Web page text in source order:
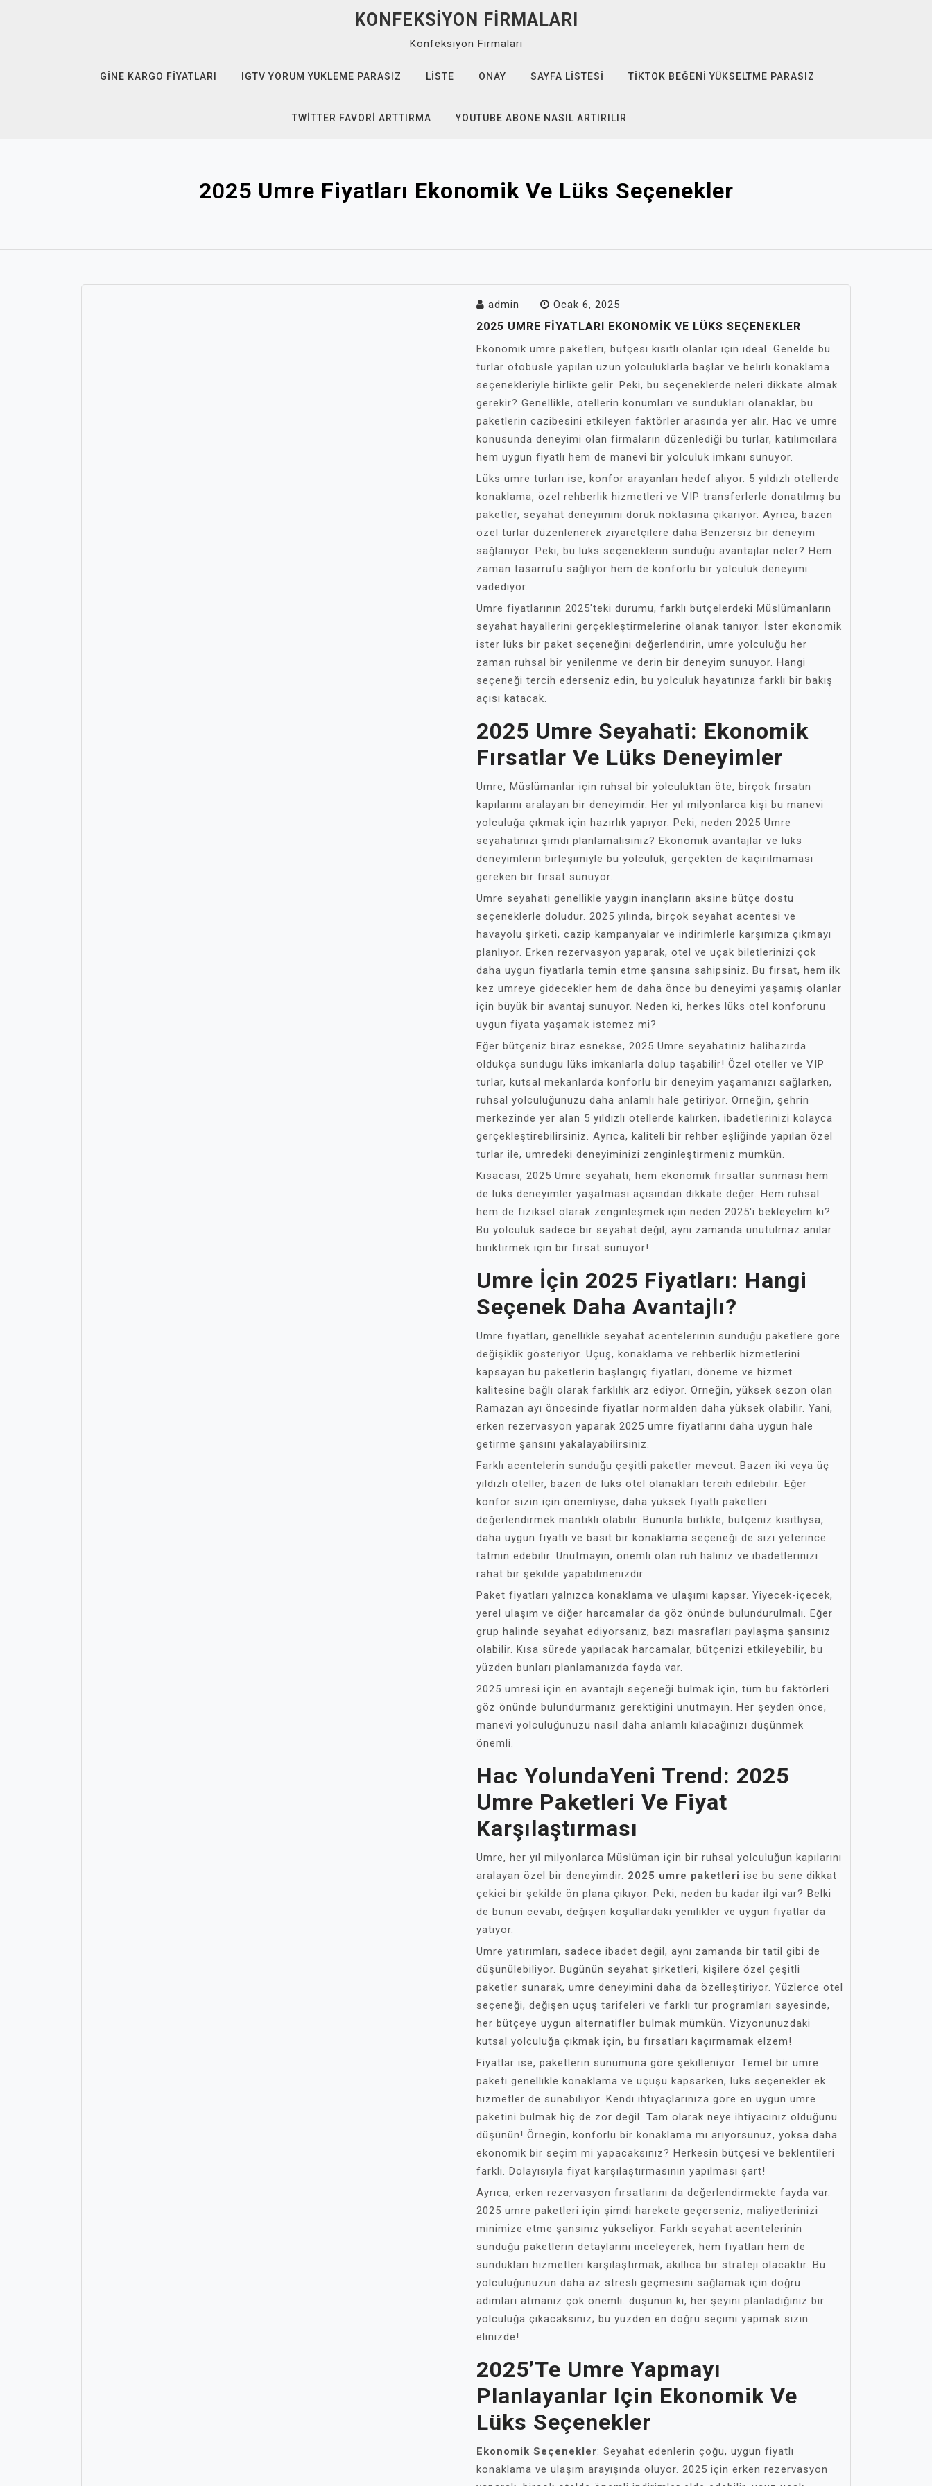
KONFEKSIYON FIRMALARI
Konfeksiyon Firmaları
GINE KARGO FIYATLARI IGTV YORUM YÜKLEME PARASIZ LISTE ONAY SAYFA LISTESI TIKTOK BEĞENI YÜKSELTME PARASIZ
TWITTER FAVORI ARTTIRMA YOUTUBE ABONE NASIL ARTIRILIR
2025 Umre Fiyatları Ekonomik Ve Lüks Seçenekler
admin Ocak 6, 2025
2025 UMRE FIYATLARI EKONOMIK VE LÜKS SEÇENEKLER
Ekonomik umre paketleri, bütçesi kısıtlı olanlar için ideal. Genelde bu
turlar otobüsle yapılan uzun yolculuklarla başlar ve belirli konaklama
seçenekleriyle birlikte gelir. Peki, bu seçeneklerde neleri dikkate almak
gerekir? Genellikle, otellerin konumları ve sundukları olanaklar, bu
paketlerin cazibesini etkileyen faktörler arasında yer alır. Hac ve umre
konusunda deneyimi olan firmaların düzenlediği bu turlar, katılımcılara
hem uygun fiyatlı hem de manevi bir yolculuk imkanı sunuyor.
Lüks umre turları ise, konfor arayanları hedef alıyor. 5 yıldızlı otellerde
konaklama, özel rehberlik hizmetleri ve VIP transferlerle donatılmış bu
paketler, seyahat deneyimini doruk noktasına çıkarıyor. Ayrıca, bazen
özel turlar düzenlenerek ziyaretçilere daha Benzersiz bir deneyim
sağlanıyor. Peki, bu lüks seçeneklerin sunduğu avantajlar neler? Hem
zaman tasarrufu sağlıyor hem de konforlu bir yolculuk deneyimi
vadediyor.
Umre fiyatlarının 2025'teki durumu, farklı bütçelerdeki Müslümanların
seyahat hayallerini gerçekleştirmelerine olanak tanıyor. İster ekonomik
ister lüks bir paket seçeneğini değerlendirin, umre yolculuğu her
zaman ruhsal bir yenilenme ve derin bir deneyim sunuyor. Hangi
seçeneği tercih ederseniz edin, bu yolculuk hayatınıza farklı bir bakış
açısı katacak.
2025 Umre Seyahati: Ekonomik
Fırsatlar Ve Lüks Deneyimler
Umre, Müslümanlar için ruhsal bir yolculuktan öte, birçok fırsatın
kapılarını aralayan bir deneyimdir. Her yıl milyonlarca kişi bu manevi
yolculuğa çıkmak için hazırlık yapıyor. Peki, neden 2025 Umre
seyahatinizi şimdi planlamalısınız? Ekonomik avantajlar ve lüks
deneyimlerin birleşimiyle bu yolculuk, gerçekten de kaçırılmaması
gereken bir fırsat sunuyor.
Umre seyahati genellikle yaygın inançların aksine bütçe dostu
seçeneklerle doludur. 2025 yılında, birçok seyahat acentesi ve
havayolu şirketi, cazip kampanyalar ve indirimlerle karşımıza çıkmayı
planlıyor. Erken rezervasyon yaparak, otel ve uçak biletlerinizi çok
daha uygun fiyatlarla temin etme şansına sahipsiniz. Bu fırsat, hem ilk
kez umreye gidecekler hem de daha önce bu deneyimi yaşamış olanlar
için büyük bir avantaj sunuyor. Neden ki, herkes lüks otel konforunu
uygun fiyata yaşamak istemez mi?
Eğer bütçeniz biraz esnekse, 2025 Umre seyahatiniz halihazırda
oldukça sunduğu lüks imkanlarla dolup taşabilir! Özel oteller ve VIP
turlar, kutsal mekanlarda konforlu bir deneyim yaşamanızı sağlarken,
ruhsal yolculuğunuzu daha anlamlı hale getiriyor. Örneğin, şehrin
merkezinde yer alan 5 yıldızlı otellerde kalırken, ibadetlerinizi kolayca
gerçekleştirebilirsiniz. Ayrıca, kaliteli bir rehber eşliğinde yapılan özel
turlar ile, umredeki deneyiminizi zenginleştirmeniz mümkün.
Kısacası, 2025 Umre seyahati, hem ekonomik fırsatlar sunması hem
de lüks deneyimler yaşatması açısından dikkate değer. Hem ruhsal
hem de fiziksel olarak zenginleşmek için neden 2025'i bekleyelim ki?
Bu yolculuk sadece bir seyahat değil, aynı zamanda unutulmaz anılar
biriktirmek için bir fırsat sunuyor!
Umre İçin 2025 Fiyatları: Hangi
Seçenek Daha Avantajlı?
Umre fiyatları, genellikle seyahat acentelerinin sunduğu paketlere göre
değişiklik gösteriyor. Uçuş, konaklama ve rehberlik hizmetlerini
kapsayan bu paketlerin başlangıç fiyatları, döneme ve hizmet
kalitesine bağlı olarak farklılık arz ediyor. Örneğin, yüksek sezon olan
Ramazan ayı öncesinde fiyatlar normalden daha yüksek olabilir. Yani,
erken rezervasyon yaparak 2025 umre fiyatlarını daha uygun hale
getirme şansını yakalayabilirsiniz.
Farklı acentelerin sunduğu çeşitli paketler mevcut. Bazen iki veya üç
yıldızlı oteller, bazen de lüks otel olanakları tercih edilebilir. Eğer
konfor sizin için önemliyse, daha yüksek fiyatlı paketleri
değerlendirmek mantıklı olabilir. Bununla birlikte, bütçeniz kısıtlıysa,
daha uygun fiyatlı ve basit bir konaklama seçeneği de sizi yeterince
tatmin edebilir. Unutmayın, önemli olan ruh haliniz ve ibadetlerinizi
rahat bir şekilde yapabilmenizdir.
Paket fiyatları yalnızca konaklama ve ulaşımı kapsar. Yiyecek-içecek,
yerel ulaşım ve diğer harcamalar da göz önünde bulundurulmalı. Eğer
grup halinde seyahat ediyorsanız, bazı masrafları paylaşma şansınız
olabilir. Kısa sürede yapılacak harcamalar, bütçenizi etkileyebilir, bu
yüzden bunları planlamanızda fayda var.
2025 umresi için en avantajlı seçeneği bulmak için, tüm bu faktörleri
göz önünde bulundurmanız gerektiğini unutmayın. Her şeyden önce,
manevi yolculuğunuzu nasıl daha anlamlı kılacağınızı düşünmek
önemli.
Hac YolundaYeni Trend: 2025
Umre Paketleri Ve Fiyat
Karşılaştırması
Umre, her yıl milyonlarca Müslüman için bir ruhsal yolculuğun kapılarını
aralayan özel bir deneyimdir. 2025 umre paketleri ise bu sene dikkat
çekici bir şekilde ön plana çıkıyor. Peki, neden bu kadar ilgi var? Belki
de bunun cevabı, değişen koşullardaki yenilikler ve uygun fiyatlar da
yatıyor.
Umre yatırımları, sadece ibadet değil, aynı zamanda bir tatil gibi de
düşünülebiliyor. Bugünün seyahat şirketleri, kişilere özel çeşitli
paketler sunarak, umre deneyimini daha da özelleştiriyor. Yüzlerce otel
seçeneği, değişen uçuş tarifeleri ve farklı tur programları sayesinde,
her bütçeye uygun alternatifler bulmak mümkün. Vizyonunuzdaki
kutsal yolculuğa çıkmak için, bu fırsatları kaçırmamak elzem!
Fiyatlar ise, paketlerin sunumuna göre şekilleniyor. Temel bir umre
paketi genellikle konaklama ve uçuşu kapsarken, lüks seçenekler ek
hizmetler de sunabiliyor. Kendi ihtiyaçlarınıza göre en uygun umre
paketini bulmak hiç de zor değil. Tam olarak neye ihtiyacınız olduğunu
düşünün! Örneğin, konforlu bir konaklama mı arıyorsunuz, yoksa daha
ekonomik bir seçim mi yapacaksınız? Herkesin bütçesi ve beklentileri
farklı. Dolayısıyla fiyat karşılaştırmasının yapılması şart!
Ayrıca, erken rezervasyon fırsatlarını da değerlendirmekte fayda var.
2025 umre paketleri için şimdi harekete geçerseniz, maliyetlerinizi
minimize etme şansınız yükseliyor. Farklı seyahat acentelerinin
sunduğu paketlerin detaylarını inceleyerek, hem fiyatları hem de
sundukları hizmetleri karşılaştırmak, akıllıca bir strateji olacaktır. Bu
yolculuğunuzun daha az stresli geçmesini sağlamak için doğru
adımları atmanız çok önemli. düşünün ki, her şeyini planladığınız bir
yolculuğa çıkacaksınız; bu yüzden en doğru seçimi yapmak sizin
elinizde!
2025’te Umre Yapmayı
Planlayanlar Için Ekonomik Ve
Lüks Seçenekler
Ekonomik Seçenekler: Seyahat edenlerin çoğu, uygun fiyatlı
konaklama ve ulaşım arayışında oluyor. 2025 için erken rezervasyon